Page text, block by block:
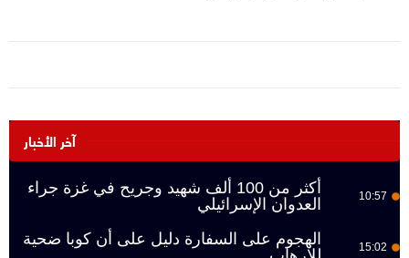
آخر الأخبار
10:57
أكثر من 100 ألف شهيد وجريح في غزة جراء
العدوان الإسرائيلي
15:02
الهجوم على السفارة دليل على أن كوبا ضحية